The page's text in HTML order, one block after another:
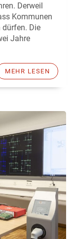
Derweil
Kommunen
Die
Jahre
MEHR LESEN